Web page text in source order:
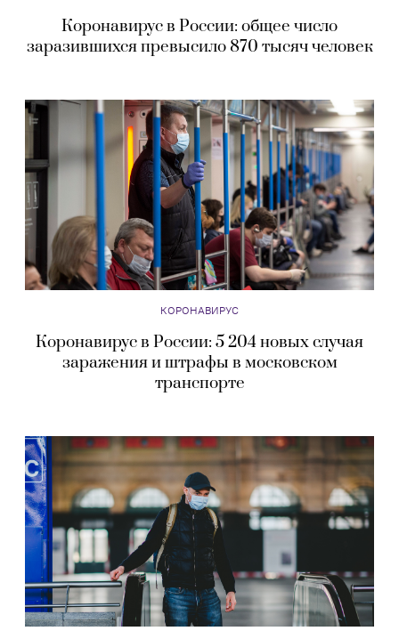
Коронавирус в России: общее число
заразившихся превысило 870 тысяч человек
КОРОНАВИРУС
Коронавирус в России: 5 204 новых случая
заражения и штрафы в московском
транспорте